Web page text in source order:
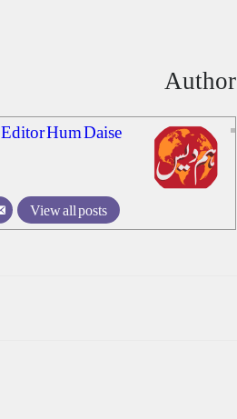
Author
Editor Hum Daise
View all posts